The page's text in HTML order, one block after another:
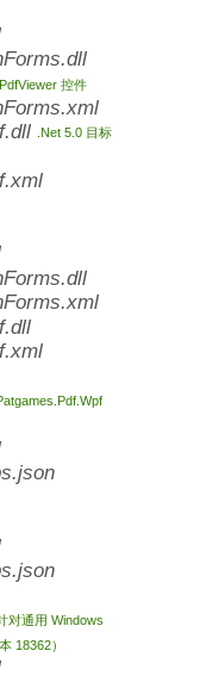
控件
.Net 5.0 目标
对通用 Windows
18362）